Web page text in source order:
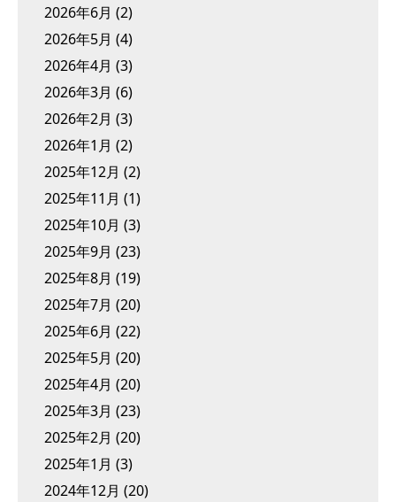
2026年6月 (2)
2026年5月 (4)
2026年4月 (3)
2026年3月 (6)
2026年2月 (3)
2026年1月 (2)
2025年12月 (2)
2025年11月 (1)
2025年10月 (3)
2025年9月 (23)
2025年8月 (19)
2025年7月 (20)
2025年6月 (22)
2025年5月 (20)
2025年4月 (20)
2025年3月 (23)
2025年2月 (20)
2025年1月 (3)
2024年12月 (20)